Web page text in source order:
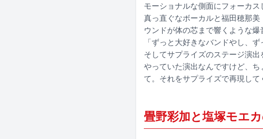
モーショナルな側面にフォーカ
真っ直ぐなボーカルと福田穂那
ウンドが体の芯まで響くような
「ずっと大好きなバンドやし、
そしてサプライズのステージ演
やっていた演出なんですけど、
て。それをサプライズで再現して
畳野彩加と塩塚モエ